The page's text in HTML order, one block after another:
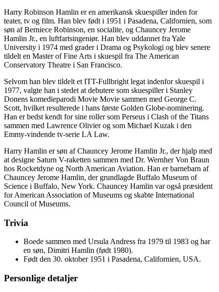
Harry Robinson Hamlin er en amerikansk skuespiller inden for
teater, tv og film. Han blev født i 1951 i Pasadena, Californien, som
søn af Berniece Robinson, en socialite, og Chauncey Jerome
Hamlin Jr., en luftfartsingeniør. Han blev uddannet fra Yale
University i 1974 med grader i Drama og Psykologi og blev senere
tildelt en Master of Fine Arts i skuespil fra The American
Conservatory Theatre i San Francisco.
Selvom han blev tildelt et ITT-Fullbright legat indenfor skuespil i
1977, valgte han i stedet at debutere som skuespiller i Stanley
Donens komedieparodi Movie Movie sammen med George C.
Scott, hvilket resulterede i hans første Golden Globe-nominering.
Han er bedst kendt for sine roller som Perseus i Clash of the Titans
sammen med Lawrence Olivier og som Michael Kuzak i den
Emmy-vindende tv-serie LA Law.
Harry Hamlin er søn af Chauncey Jerome Hamlin Jr., der hjalp med
at designe Saturn V-raketten sammen med Dr. Wernher Von Braun
hos Rocketdyne og North American Aviation. Han er barnebarn af
Chauncey Jerome Hamlin, der grundlagde Buffalo Museum of
Science i Buffalo, New York. Chauncey Hamlin var også præsident
for American Association of Museums og skabte International
Council of Museums.
Trivia
Boede sammen med Ursula Andress fra 1979 til 1983 og har
en søn, Dimitri Hamlin (født 1980).
Født den 30. oktober 1951 i Pasadena, Californien, USA.
Personlige detaljer